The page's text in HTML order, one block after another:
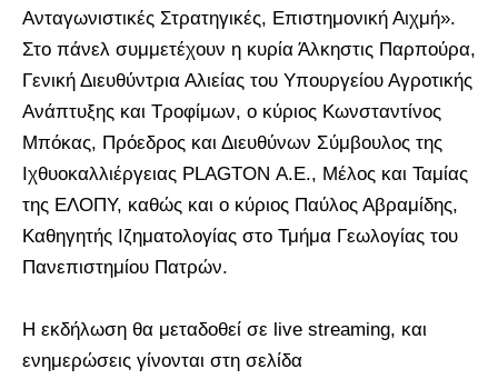
Ανταγωνιστικές Στρατηγικές, Επιστημονική Αιχμή».
Στο πάνελ συμμετέχουν η κυρία Άλκηστις Παρπούρα,
Γενική Διευθύντρια Αλιείας του Υπουργείου Αγροτικής
Ανάπτυξης και Τροφίμων, ο κύριος Κωνσταντίνος
Μπόκας, Πρόεδρος και Διευθύνων Σύμβουλος της
Ιχθυοκαλλιέργειας PLAGTON Α.Ε., Μέλος και Ταμίας
της ΕΛΟΠΥ, καθώς και ο κύριος Παύλος Αβραμίδης,
Καθηγητής Ιζηματολογίας στο Τμήμα Γεωλογίας του
Πανεπιστημίου Πατρών.
Η εκδήλωση θα μεταδοθεί σε live streaming, και
ενημερώσεις γίνονται στη σελίδα